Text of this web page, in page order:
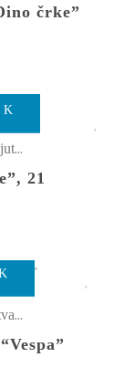
več
na
izdelka
črke”
stvarce
21
Ta
več